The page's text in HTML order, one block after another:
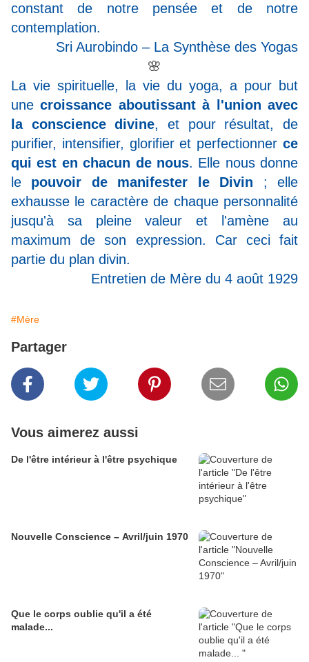
constant de notre pensée et de notre
contemplation.
Sri Aurobindo – La Synthèse des Yogas
🌸
La vie spirituelle, la vie du yoga, a pour but
unecroissance aboutissant à l'union avec
la conscience divine, et pour résultat, de
purifier, intensifier, glorifier et perfectionner ce
qui est en chacun de nous. Elle nous donne
le pouvoir de manifester le Divin ; elle
exhausse le caractère de chaque personnalité
jusqu'à sa pleine valeur et l'amène au
maximum de son expression. Car ceci fait
partie du plan divin.
Entretien de Mère du 4 août 1929
#Mère
Partager
Vous aimerez aussi
De l'être intérieur à l'être psychique
Nouvelle Conscience – Avril/juin 1970
Que le corps oublie qu'il a été
malade...